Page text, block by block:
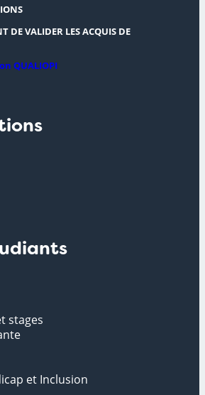
DE VALIDER LES ACQUIS DE
QUALIOPI
stages
et Inclusion